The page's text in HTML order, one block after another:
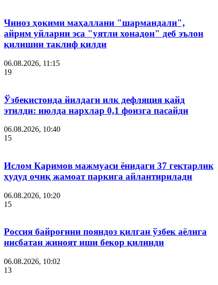
Чиноз ҳокими маҳаллани "шармандали",
айрим уйларни эса "уятли хонадон" деб эълон
қилишни таклиф қилди
06.08.2026, 11:15
19
Ўзбекистонда йилдаги илк дефляция қайд
этилди: июлда нархлар 0,1 фоизга пасайди
06.08.2026, 10:40
15
Ислом Каримов мажмуаси ёнидаги 37 гектарлик
ҳудуд очиқ жамоат паркига айлантирилади
06.08.2026, 10:20
15
Россия байроғини пояндоз қилган ўзбек аёлига
нисбатан жиноят иши бекор қилинди
06.08.2026, 10:02
13